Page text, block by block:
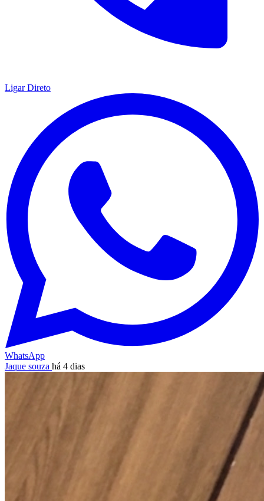
Ligar Direto
WhatsApp
Jaque souza há 4 dias